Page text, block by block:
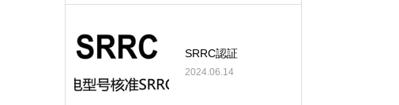
SRRC認証
2024.06.14